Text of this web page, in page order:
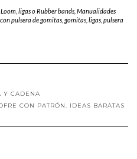
ligas o Rubber bands ,Manualidades
pulsera de gomitas, gomitas, ligas, pulsera
Y CADENA
CON PATRÓN. IDEAS BARATAS